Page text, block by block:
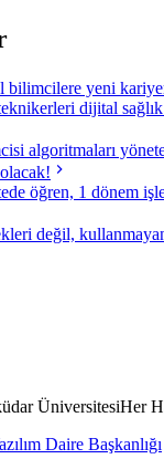
bilimcilere yeni
dijital
algoritmaları
öğren, 1 dönem
değil,
ÜniversitesiHer
Daire Başkanlığı